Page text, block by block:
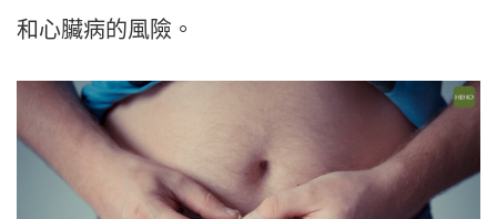
和心臟病的風險。